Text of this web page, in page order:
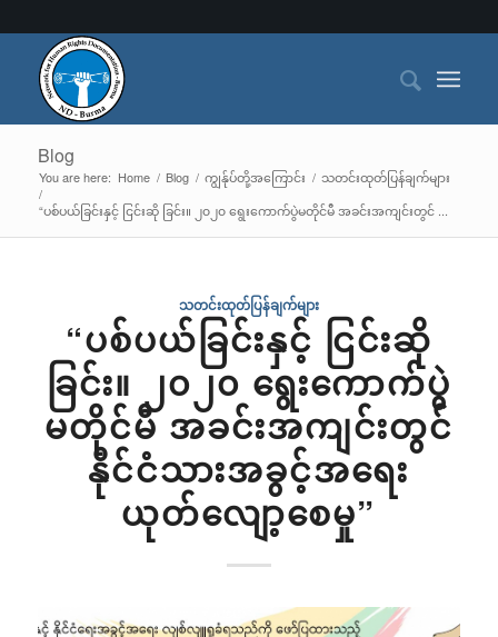
Blog
You are here: Home / Blog / ကျွန်ုပ်တို့အကြောင်း / သတင်းထုတ်ပြန်ချက်များ
/
“ပစ်ပယ်ခြင်းနှင့် ငြင်းဆို ခြင်း။ ၂၀၂၀ ရွေးကောက်ပွဲမတိုင်မီ အခင်းအကျင်းတွင် ...
သတင်းထုတ်ပြန်ချက်များ
“ပစ်ပယ်ခြင်းနှင့် ငြင်းဆို
ခြင်း။ ၂၀၂၀ ရွေးကောက်ပွဲ
မတိုင်မီ အခင်းအကျင်းတွင်
နိုင်ငံသားအခွင့်အရေး
ယုတ်လျော့စေမှု”